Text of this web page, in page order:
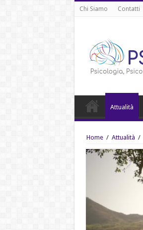
Chi Siamo Contatti
Attualità
Home / Attualità /